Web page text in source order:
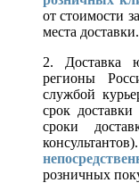
от стоимости
места доставки.
2. Доставка
регионы
службой
срок доставки
сроки
розничных